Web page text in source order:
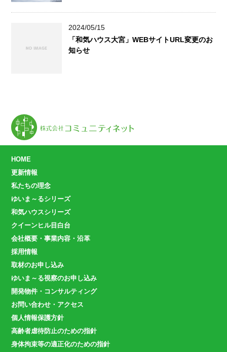
2024/05/15
「和気ハウス大宮」WEBサイトURL変更のお
知らせ
HOME
更新情報
私たちの理念
ゆいま～るシリーズ
和気ハウスシリーズ
クイーンヒル目白台
会社概要・事業内容・沿革
採用情報
取材のお申し込み
ゆいま～る視察のお申し込み
開発物件・コンサルティング
お問い合わせ・アクセス
個人情報保護方針
高齢者虐待防止のための指針
身体拘束等の適正化のための指針